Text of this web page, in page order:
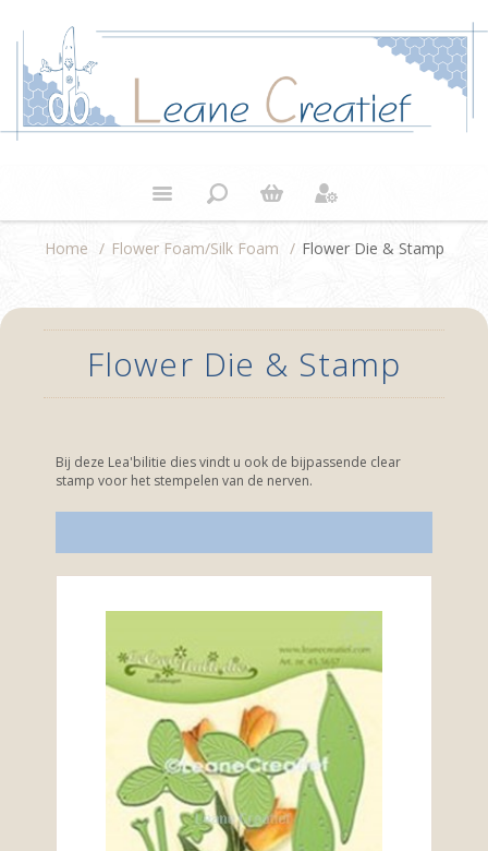
Home / Flower Foam/Silk Foam / Flower Die & Stamp
Flower Die & Stamp
Bij deze Lea'bilitie dies vindt u ook de bijpassende clear
stamp voor het stempelen van de nerven.